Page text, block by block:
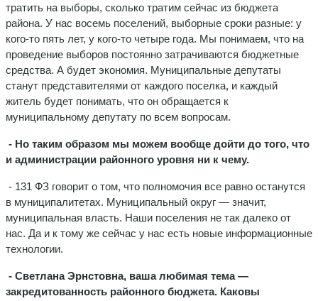
тратить на выборы, сколько тратим сейчас из бюджета
района. У нас восемь поселений, выборные сроки разные: у
кого-то пять лет, у кого-то четыре года. Мы понимаем, что на
проведение выборов постоянно затрачиваются бюджетные
средства. А будет экономия. Муниципальные депутаты
станут представителями от каждого поселка, и каждый
житель будет понимать, что он обращается к
муниципальному депутату по всем вопросам.
- Но таким образом мы можем вообще дойти до того, что
и администрации районного уровня ни к чему.
- 131 ФЗ говорит о том, что полномочия все равно останутся
в муниципалитетах. Муниципальный округ — значит,
муниципальная власть. Наши поселения не так далеко от
нас. Да и к тому же сейчас у нас есть новые информационные
технологии.
- Светлана Эрнстовна, ваша любимая тема —
закредитованность районного бюджета. Каковы